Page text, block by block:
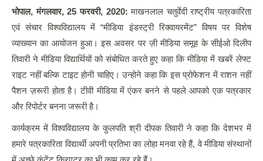
भोपाल,मंगलवार,25 फरवरी, 2020: माखनलाल चतुर्वेदी राष्ट्रीय पत्रकारिता
एवं संचार विश्वविद्यालय में “मीडिया इंडस्ट्री रिक्वायरमेंट” विषय पर विशेष
व्याख्यान का आयोजन हुआ। इस अवसर पर ज़ी मीडिया समूह के सीईओ दिलीप
तिवारी ने मीडिया विद्यार्थियों को संबोधित करते हुए कहा कि मीडिया में खबरें लेफ्ट
राइट नहीं बल्कि टाइट होनी चाहिए। उन्होने कहा कि इस प्रोफेशन में राशन नहीं
पैशन ज़रूरी होता है। टीवी मीडिया में एंकर बनने से पहले आपको एक पत्रकार
और रिपोर्टर बनना जरूरी है।
कार्यक्रम में विश्वविद्यालय के कुलपति श्री दीपक तिवारी ने कहा कि देशभर में
हमारे पत्रकारिता विद्यार्थी अपनी प्रतिभा का लोहा मनवा रहे हैं, वे मीडिया संस्थानों